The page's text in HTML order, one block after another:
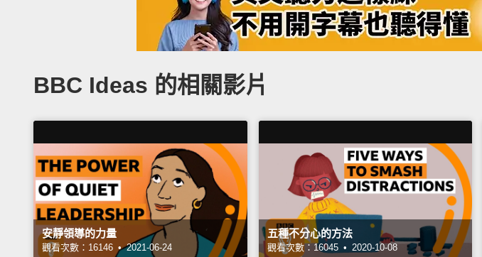
BBC Ideas 的相關影片
安靜領導的力量
觀看次數：16146 • 2021-06-24
五種不分心的方法
觀看次數：16045 • 2020-10-08